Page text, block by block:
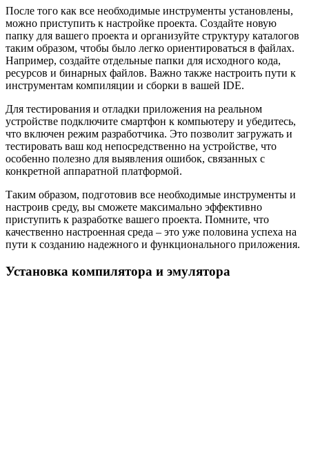
После того как все необходимые инструменты установлены,
можно приступить к настройке проекта. Создайте новую
папку для вашего проекта и организуйте структуру каталогов
таким образом, чтобы было легко ориентироваться в файлах.
Например, создайте отдельные папки для исходного кода,
ресурсов и бинарных файлов. Важно также настроить пути к
инструментам компиляции и сборки в вашей IDE.
Для тестирования и отладки приложения на реальном
устройстве подключите смартфон к компьютеру и убедитесь,
что включен режим разработчика. Это позволит загружать и
тестировать ваш код непосредственно на устройстве, что
особенно полезно для выявления ошибок, связанных с
конкретной аппаратной платформой.
Таким образом, подготовив все необходимые инструменты и
настроив среду, вы сможете максимально эффективно
приступить к разработке вашего проекта. Помните, что
качественно настроенная среда – это уже половина успеха на
пути к созданию надежного и функционального приложения.
Установка компилятора и эмулятора